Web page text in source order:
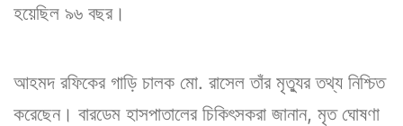
হয়েছিল ৯৬ বছর।
আহমদ রফিকের গাড়ি চালক মো. রাসেল তাঁর মৃত্যুর তথ্য নিশ্চিত
করেছেন। বারডেম হাসপাতালের চিকিৎসকরা জানান, মৃত ঘোষণা